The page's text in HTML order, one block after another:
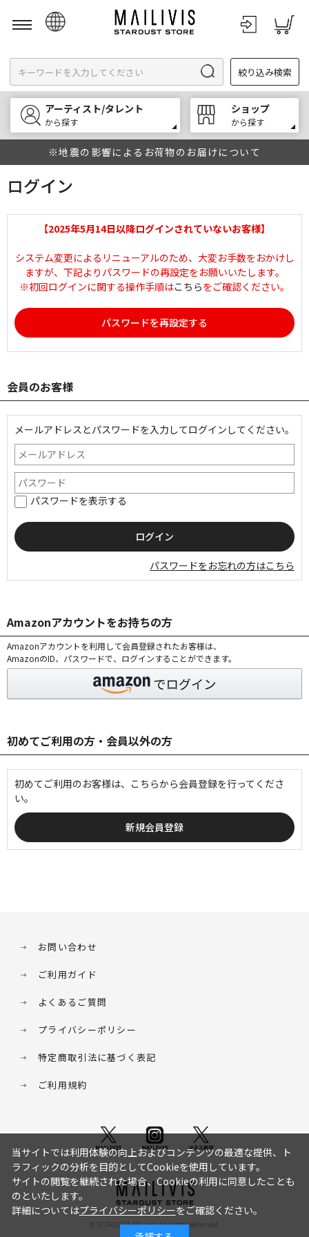
English
한국어
中文
絞り込み検索
アーティスト/タレント
から探す
ショップ
から探す
※地震の影響によるお荷物のお届けについて
ログイン
【2025年5月14日以降ログインされていないお客様】
システム変更によるリニューアルのため、大変お手数をおかけし
ますが、下記よりパスワードの再設定をお願いいたします。
※初回ログインに関する操作手順はこちらをご確認ください。
パスワードを再設定する
会員のお客様
メールアドレスとパスワードを入力してログインしてください。
パスワードを表示する
パスワードをお忘れの方はこちら
Amazonアカウントをお持ちの方
Amazonアカウントを利用して会員登録されたお客様は、
AmazonのID、パスワードで、ログインすることができます。
初めてご利用の方・会員以外の方
初めてご利用のお客様は、こちらから会員登録を行ってくださ
い。
お問い合わせ
ご利用ガイド
よくあるご質問
プライバシーポリシー
特定商取引法に基づく表記
ご利用規約
© STARDUST HD. inc. All Rights Reserved.
当サイトでは利用体験の向上およびコンテンツの最適な提供、ト
ラフィックの分析を目的としてCookieを使用しています。
サイトの閲覧を継続された場合、Cookieの利用に同意したことも
のといたします。
詳細についてはプライバシーポリシーをご確認ください。